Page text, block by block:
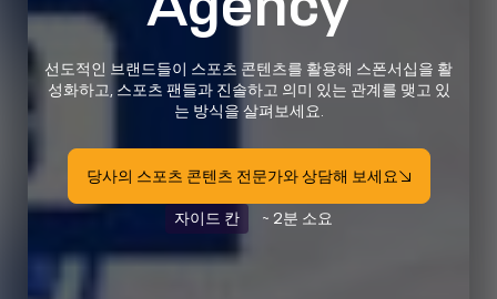
선도적인 브랜드들이 스포츠 콘텐츠를 활용해 스폰서십을 활
성화하고, 스포츠 팬들과 진솔하고 의미 있는 관계를 맺고 있
는 방식을 살펴보세요.
당사의 스포츠 콘텐츠 전문가와 상담해 보세요
자이드 칸 ~ 2분 소요